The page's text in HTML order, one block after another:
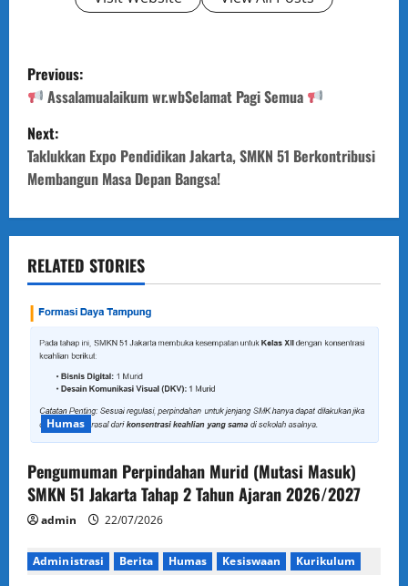
P
o
s
t
n
a
v
i
g
t
i
o
n
Previous:
Assalamualaikum wr.wbSelamat Pagi Semua
Next:
Taklukkan Expo Pendidikan Jakarta, SMKN 51 Berkontribusi
Membangun Masa Depan Bangsa!
RELATED STORIES
Humas
Pengumuman Perpindahan Murid (Mutasi Masuk)
SMKN 51 Jakarta Tahap 2 Tahun Ajaran 2026/2027
admin 22/07/2026
Administrasi Berita Humas Kesiswaan Kurikulum